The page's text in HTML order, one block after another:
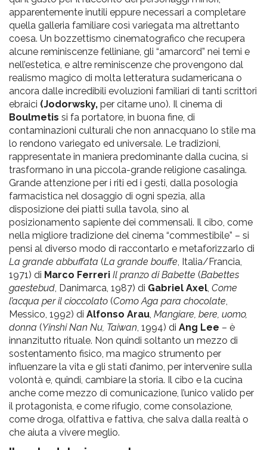
apparentemente inutili eppure necessari a completare
quella galleria familiare così variegata ma altrettanto
coesa. Un bozzettismo cinematografico che recupera
alcune reminiscenze felliniane, gli “amarcord” nei temi e
nell’estetica, e altre reminiscenze che provengono dal
realismo magico di molta letteratura sudamericana o
ancora dalle incredibili evoluzioni familiari di tanti scrittori
ebraici (Jodorwsky, per citarne uno). Il cinema di
Boulmetis si fa portatore, in buona fine, di
contaminazioni culturali che non annacquano lo stile ma
lo rendono variegato ed universale. Le tradizioni,
rappresentate in maniera predominante dalla cucina, si
trasformano in una piccola-grande religione casalinga.
Grande attenzione per i riti ed i gesti, dalla posologia
farmacistica nel dosaggio di ogni spezia, alla
disposizione dei piatti sulla tavola, sino al
posizionamento sapiente dei commensali. Il cibo, come
nella migliore tradizione del cinema “commestibile” – si
pensi al diverso modo di raccontarlo e metaforizzarlo di
La grande abbuffata (La grande bouffe, Italia/Francia,
1971) di Marco Ferreri Il pranzo di Babette (Babettes
gaestebud, Danimarca, 1987) di Gabriel Axel, Come
l’acqua per il cioccolato (Como Aga para chocolate,
Messico, 1992) di Alfonso Arau, Mangiare, bere, uomo,
donna (Yinshi Nan Nu, Taiwan, 1994) di Ang Lee – è
innanzitutto rituale. Non quindi soltanto un mezzo di
sostentamento fisico, ma magico strumento per
influenzare la vita e gli stati d’animo, per intervenire sulla
volontà e, quindi, cambiare la storia. Il cibo e la cucina
anche come mezzo di comunicazione, l’unico valido per
il protagonista, e come rifugio, come consolazione,
come droga, olfattiva e fattiva, che salva dalla realtà o
che aiuta a vivere meglio.